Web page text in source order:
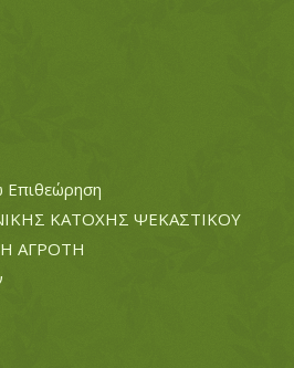
Επιθεώρηση
ΚΑΤΟΧΗΣ ΨΕΚΑΣΤΙΚΟΥ
ΑΓΡΟΤΗ